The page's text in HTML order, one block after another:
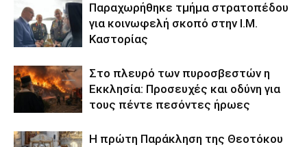
Παραχωρήθηκε τμήμα στρατοπέδου
για κοινωφελή σκοπό στην Ι.Μ.
Καστορίας
Στο πλευρό των πυροσβεστών η
Εκκλησία: Προσευχές και οδύνη για
τους πέντε πεσόντες ήρωες
Η πρώτη Παράκληση της Θεοτόκου